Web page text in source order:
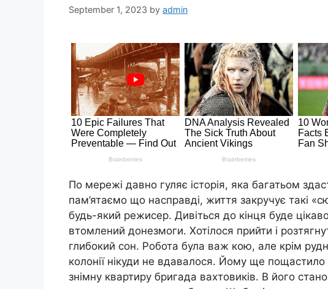
September 1, 2023 by admin
По мережі давно гуляє історія, яка багатьом
пам’ятаємо що насправді, життя закручує такі
будь-який режисер. Дивіться до кінця буде
втомлений донезмоги. Хотілося прийти і
глибокий сон. Робота була важ кою, але крім
колонії нікуди не вдавалося. Йому ще
знімну квартиру бригада вахтовиків. В його